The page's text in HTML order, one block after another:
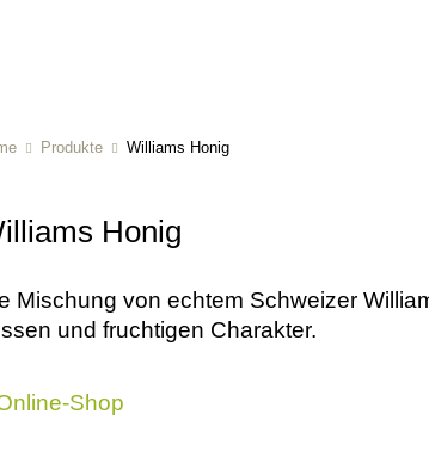
Produkte Williams Honig
Honig
Mischung von echtem Schweizer
und fruchtigen Charakter.
Shop